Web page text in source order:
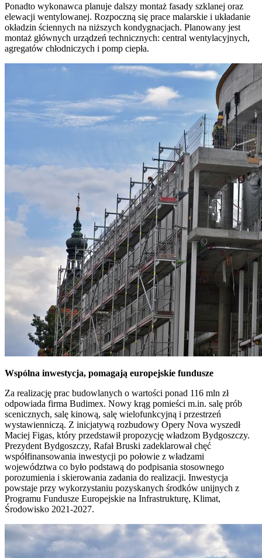
Ponadto wykonawca planuje dalszy montaż fasady szklanej oraz
elewacji wentylowanej. Rozpoczną się prace malarskie i układanie
okładzin ściennych na niższych kondygnacjach. Planowany jest
montaż głównych urządzeń technicznych: central wentylacyjnych,
agregatów chłodniczych i pomp ciepła.
Wspólna inwestycja, pomagają europejskie fundusze
Za realizację prac budowlanych o wartości ponad 116 mln zł
odpowiada firma Budimex. Nowy krąg pomieści m.in. salę prób
scenicznych, salę kinową, salę wielofunkcyjną i przestrzeń
wystawienniczą. Z inicjatywą rozbudowy Opery Nova wyszedł
Maciej Figas, który przedstawił propozycję władzom Bydgoszczy.
Prezydent Bydgoszczy, Rafał Bruski zadeklarował chęć
współfinansowania inwestycji po połowie z władzami
województwa co było podstawą do podpisania stosownego
porozumienia i skierowania zadania do realizacji. Inwestycja
powstaje przy wykorzystaniu pozyskanych środków unijnych z
Programu Fundusze Europejskie na Infrastrukturę, Klimat,
Środowisko 2021-2027.